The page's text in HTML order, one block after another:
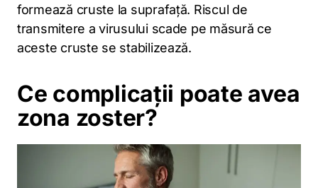
formează cruste la suprafață. Riscul de
transmitere a virusului scade pe măsură ce
aceste cruste se stabilizează.
Ce complicații poate avea
zona zoster?